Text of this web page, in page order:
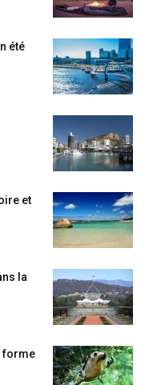
été
et
la
forme